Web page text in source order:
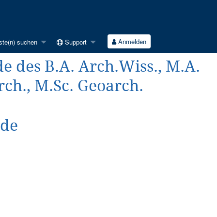
suchen Support Anmelden
des B.A. Arch.Wiss., M.A.
M.Sc. Geoarch.